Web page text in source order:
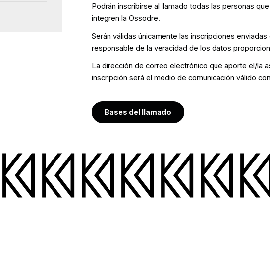
Podrán inscribirse al llamado todas las personas
integren la Ossodre.
Serán válidas únicamente las inscripciones
responsable de la veracidad de los datos
La dirección de correo electrónico que aporte el/la
inscripción será el medio de comunicación válido
Bases del llamado